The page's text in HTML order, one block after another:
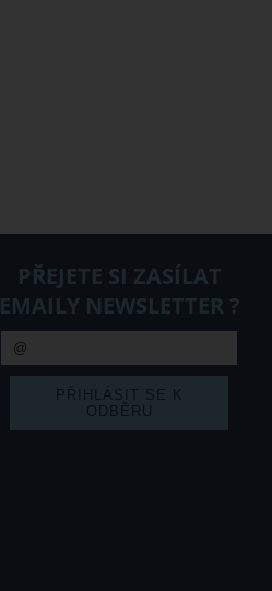
PŘEJETE SI ZASÍLAT
EMAILY NEWSLETTER ?